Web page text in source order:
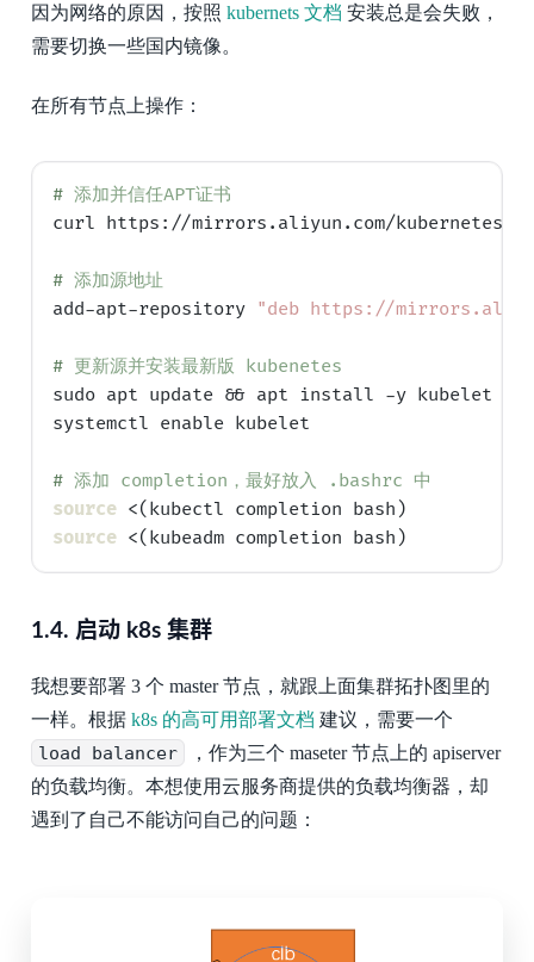
因为网络的原因，按照 kubernets 文档 安装总是会失败，
需要切换一些国内镜像。
在所有节点上操作：
# 添加并信任APT证书
curl https://mirrors.aliyun.com/kubernetes/
# 添加源地址
add-apt-repository "deb https://
# 更新源并安装最新版 kubenetes
sudo apt update && apt install -y kubelet
systemctl enable kubelet
# 添加 completion，最好放入 .bashrc 中
source
source
1.4. 启动 k8s 集群
我想要部署 3 个 master 节点，就跟上面集群拓扑图里的
一样。根据 k8s 的高可用部署文档 建议，需要一个
load balancer
，作为三个 maseter 节点上的 apiserver
的负载均衡。本想使用云服务商提供的负载均衡器，却
遇到了自己不能访问自己的问题：